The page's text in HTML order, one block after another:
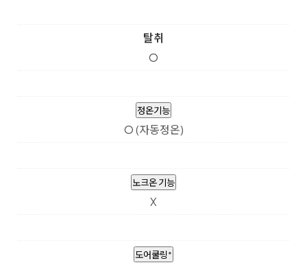
탈취
O
정온기능
O (자동정온)
노크온 기능
X
도어쿨링⁺